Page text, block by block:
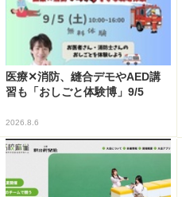
医療✕消防、縫合デモやAED講
習も「おしごと体験博」9/5
2026.8.6